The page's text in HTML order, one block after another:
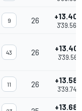
9 26 +13.404
3'39.560
43 26 +13.405
3'39.561
11 26 +13.586
3'39.742
+13.684